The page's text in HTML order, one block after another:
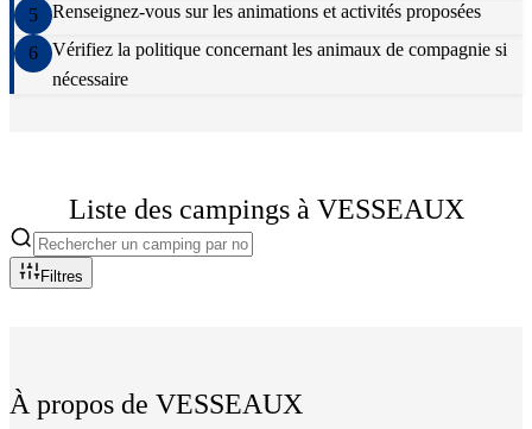
5
Renseignez-vous sur les animations et activités proposées
6
Vérifiez la politique concernant les animaux de compagnie si
nécessaire
Liste des campings à VESSEAUX
Filtres
À propos de VESSEAUX